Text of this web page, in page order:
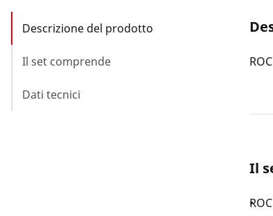
Descrizione del prodotto
Il set comprende
Dati tecnici
Il